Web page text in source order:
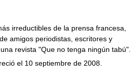
irreductibles de la prensa francesa,
amigos periodistas, escritores y
revista "Que no tenga ningún tabú".
el 10 septiembre de 2008.